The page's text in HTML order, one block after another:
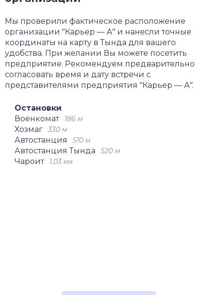
Мы проверили фактическое расположение
организации "Карьер — А" и нанесли точные
координаты на карту в Тында для вашего
удобства. При желании Вы можете посетить
предприятие. Рекомендуем предварительно
согласовать время и дату встречи с
представителями предприятия "Карьер — А".
Остановки
Военкомат
186 м
Хозмаг 330 м
Автостанция 510 м
Автостанция Тында 520 м
Чароит 1,03 км